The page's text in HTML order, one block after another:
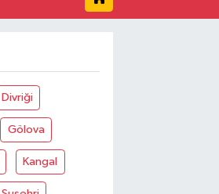
Divriği
Gölova
Kangal